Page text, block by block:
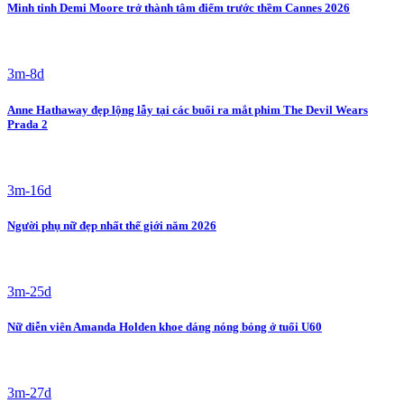
Minh tinh Demi Moore trở thành tâm điểm trước thềm Cannes 2026
3m-8d
Anne Hathaway đẹp lộng lẫy tại các buổi ra mắt phim The Devil Wears
Prada 2
3m-16d
Người phụ nữ đẹp nhất thế giới năm 2026
3m-25d
Nữ diễn viên Amanda Holden khoe dáng nóng bỏng ở tuổi U60
3m-27d